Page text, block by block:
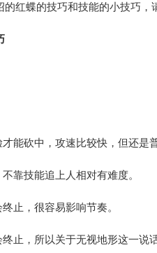
的红蝶的技巧和技能的小技巧，
能砍中，攻速比较快，但还是
靠技能追上人相对有难度。
止，很容易影响节奏。
止，所以关于无视地形这一说